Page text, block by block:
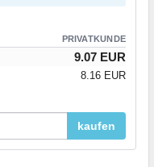
PRIVATKUNDE
9.07 EUR
8.16 EUR
kaufen